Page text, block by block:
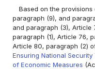
Based on the provisions
paragraph (9), and
and paragraph (3), Article
paragraph (1), Article 76,
Article 80, paragraph (2)
Ensuring National
of Economic Measures